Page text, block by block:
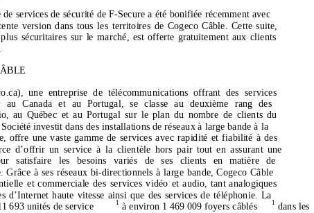
services de sécurité de F-Secure a été bonifiée récemment avec
version dans tous les territoires de Cogeco Câble. Cette suite,
sécuritaires sur le marché, est offerte gratuitement aux clients
une entreprise de télécommunications offrant des services
au Canada et au Portugal, se classe au deuxième rang des
au Québec et au Portugal sur le plan du nombre de clients du
investit dans des installations de réseaux à large bande à la
offre une vaste gamme de services avec rapidité et fiabilité à des
d’offrir un service à la clientèle hors pair tout en assurant une
satisfaire les besoins variés de ses clients en matière de
Grâce à ses réseaux bi-directionnels à large bande, Cogeco Câble
et commerciale des services vidéo et audio, tant analogiques
d’Internet haute vitesse ainsi que des services de téléphonie. La
693 unités de service
1 à environ 1 469 009 foyers câblés 1 dans les